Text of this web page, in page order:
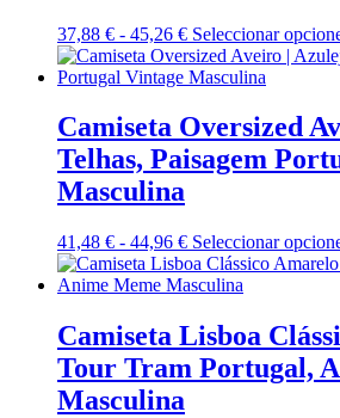
37,88 € - 45,26 €Rango
de
precios:
37,88 €
hasta
45,26 €
Seleccionar
Camiseta Oversized
Telhas, Paisagem
Masculina
41,48 € - 44,96 €Rango
de
precios:
41,48 €
hasta
44,96 €
Seleccionar
Camiseta Lisboa
Tour Tram Portugal,
Masculina